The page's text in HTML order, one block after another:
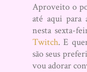
Aproveito o
até aqui para
nesta sexta-
Twitch. E
são seus
vou adorar